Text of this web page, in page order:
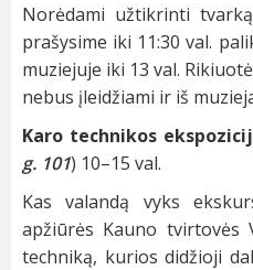
Norėdami užtikrinti
prašysime iki 11:30 val.
muziejuje iki 13 val.
nebus įleidžiami ir iš
Karo technikos
g. 101) 10–15 val.
Kas valandą vyks
apžiūrės Kauno
techniką, kurios didžioji